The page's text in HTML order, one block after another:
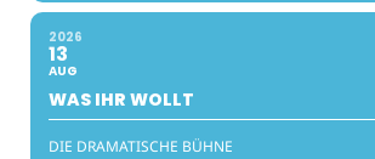
2026
13
AUG
WAS IHR WOLLT
DIE DRAMATISCHE BÜHNE